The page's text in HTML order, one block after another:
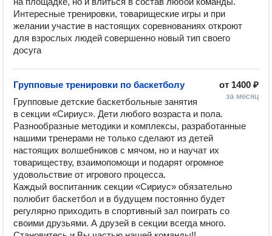
Интересные тренировки, товарищеские игры и при
желании участие в настоящих соревнованиях откроют
для взрослых людей совершенно новый тип своего
досуга
от 1400 ₽
за месяц
Групповые тренировки по баскетболу
Групповые детские баскетбольные занятия
в секции «Сириус». Дети любого возраста и пола.
Разнообразные методики и комплексы, разработанные
нашими тренерами не только сделают из детей
настоящих волшебников с мячом, но и научат их
товариществу, взаимопомощи и подарят огромное
удовольствие от игрового процесса.
Каждый воспитанник секции «Сириус» обязательно
полюбит баскетбол и в будущем постоянно будет
регулярно приходить в спортивный зал поиграть со
своими друзьями. А друзей в секции всегда много.